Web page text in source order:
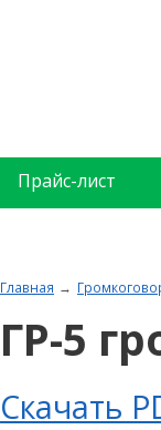
Прайс-лист
Главная
ГР-5
Скачать